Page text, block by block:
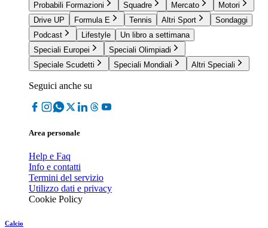
Probabili Formazioni
Squadre Mercato
Motori
Drive UP
Formula E Tennis Altri Sport
Sondaggi
Podcast
Lifestyle
Un libro a settimana
Speciali Europei
Speciali Olimpiadi
Speciale Scudetti
Speciali Mondiali Altri Speciali
Seguici anche su
Area personale
Help e Faq
Info e contatti
Termini del servizio
Utilizzo dati e privacy
Cookie Policy
Calcio